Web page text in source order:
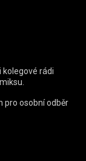
kolegové rádi
pro osobní odběr